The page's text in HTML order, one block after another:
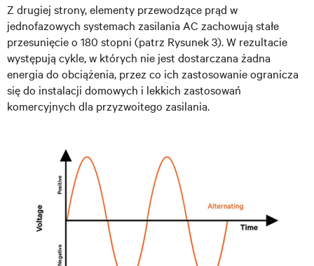
Z drugiej strony, elementy przewodzące prąd w
jednofazowych systemach zasilania AC zachowują stałe
przesunięcie o 180 stopni (patrz Rysunek 3). W rezultacie
występują cykle, w których nie jest dostarczana żadna
energia do obciążenia, przez co ich zastosowanie ogranicza
się do instalacji domowych i lekkich zastosowań
komercyjnych dla przyzwoitego zasilania.